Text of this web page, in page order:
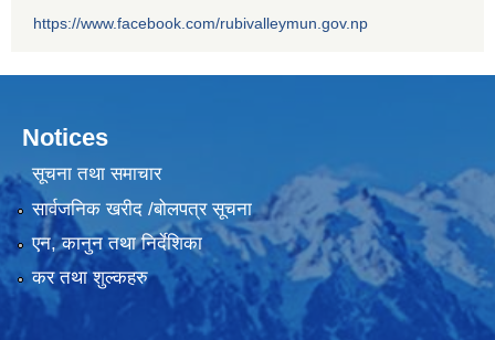
https://www.facebook.com/rubivalleymun.gov.np
Notices
सूचना तथा समाचार
सार्वजनिक खरीद /बोलपत्र सूचना
एन, कानुन तथा निर्देशिका
कर तथा शुल्कहरु